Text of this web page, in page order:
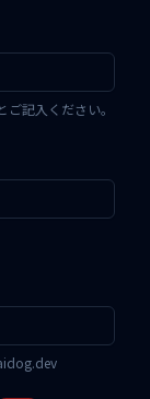
記入ください。